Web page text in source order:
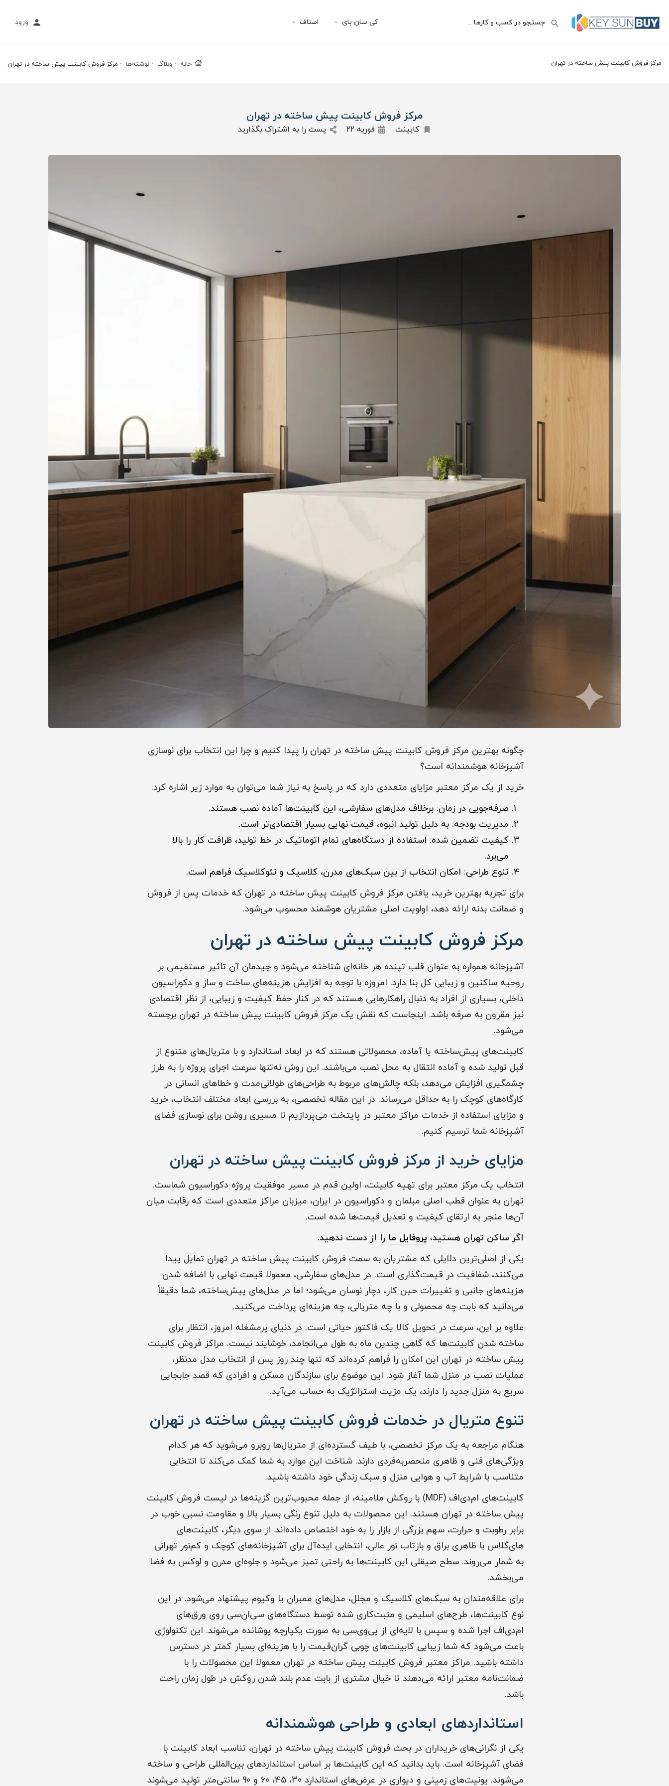
کی سان بای اصناف ورود
مرکز فروش کابینت پیش ساخته در تهران خانه وبلاگ نوشته‌ها مرکز فروش کابینت پیش ساخته در تهران
مرکز فروش کابینت پیش ساخته در تهران
کابینت فوریه 22 پست را به اشتراک بگذارید
چگونه بهترین مرکز فروش کابینت پیش ساخته در تهران را پیدا کنیم و چرا این انتخاب برای نوسازی
آشپزخانه هوشمندانه است؟
خرید از یک مرکز معتبر مزایای متعددی دارد که در پاسخ به نیاز شما می‌توان به موارد زیر اشاره کرد:
صرفه‌جویی در زمان: برخلاف مدل‌های سفارشی، این کابینت‌ها آماده نصب هستند.
مدیریت بودجه: به دلیل تولید انبوه، قیمت نهایی بسیار اقتصادی‌تر است.
کیفیت تضمین شده: استفاده از دستگاه‌های تمام اتوماتیک در خط تولید، ظرافت کار را بالا
می‌برد.
تنوع طراحی: امکان انتخاب از بین سبک‌های مدرن، کلاسیک و نئوکلاسیک فراهم است.
برای تجربه بهترین خرید، یافتن مرکز فروش کابینت پیش ساخته در تهران که خدمات پس از فروش
و ضمانت بدنه ارائه دهد، اولویت اصلی مشتریان هوشمند محسوب می‌شود.
مرکز فروش کابینت پیش ساخته در تهران
آشپزخانه همواره به عنوان قلب تپنده هر خانه‌ای شناخته می‌شود و چیدمان آن تاثیر مستقیمی بر
روحیه ساکنین و زیبایی کل بنا دارد. امروزه با توجه به افزایش هزینه‌های ساخت و ساز و دکوراسیون
داخلی، بسیاری از افراد به دنبال راهکارهایی هستند که در کنار حفظ کیفیت و زیبایی، از نظر اقتصادی
نیز مقرون به صرفه باشد. اینجاست که نقش یک مرکز فروش کابینت پیش ساخته در تهران برجسته
می‌شود.
کابینت‌های پیش‌ساخته یا آماده، محصولاتی هستند که در ابعاد استاندارد و با متریال‌های متنوع از
قبل تولید شده و آماده انتقال به محل نصب می‌باشند. این روش نه‌تنها سرعت اجرای پروژه را به طرز
چشمگیری افزایش می‌دهد، بلکه چالش‌های مربوط به طراحی‌های طولانی‌مدت و خطاهای انسانی در
کارگاه‌های کوچک را به حداقل می‌رساند. در این مقاله تخصصی، به بررسی ابعاد مختلف انتخاب، خرید
و مزایای استفاده از خدمات مراکز معتبر در پایتخت می‌پردازیم تا مسیری روشن برای نوسازی فضای
آشپزخانه شما ترسیم کنیم.
مزایای خرید از مرکز فروش کابینت پیش ساخته در تهران
انتخاب یک مرکز معتبر برای تهیه کابینت، اولین قدم در مسیر موفقیت پروژه دکوراسیون شماست.
تهران به عنوان قطب اصلی مبلمان و دکوراسیون در ایران، میزبان مراکز متعددی است که رقابت میان
آن‌ها منجر به ارتقای کیفیت و تعدیل قیمت‌ها شده است.
اگر ساکن ‏تهران ‏هستید، پروفایل ما را از دست ندهید.
یکی از اصلی‌ترین دلایلی که مشتریان به سمت فروش کابینت پیش ساخته در تهران تمایل پیدا
می‌کنند، شفافیت در قیمت‌گذاری است. در مدل‌های سفارشی، معمولا قیمت نهایی با اضافه شدن
هزینه‌های جانبی و تغییرات حین کار، دچار نوسان می‌شود؛ اما در مدل‌های پیش‌ساخته، شما دقیقاً
می‌دانید که بابت چه محصولی و با چه متریالی، چه هزینه‌ای پرداخت می‌کنید.
علاوه بر این، سرعت در تحویل کالا یک فاکتور حیاتی است. در دنیای پرمشغله امروز، انتظار برای
ساخته شدن کابینت‌ها که گاهی چندین ماه به طول می‌انجامد، خوشایند نیست. مراکز فروش کابینت
پیش ساخته در تهران این امکان را فراهم کرده‌اند که تنها چند روز پس از انتخاب مدل مدنظر،
عملیات نصب در منزل شما آغاز شود. این موضوع برای سازندگان مسکن و افرادی که قصد جابجایی
سریع به منزل جدید را دارند، یک مزیت استراتژیک به حساب می‌آید.
تنوع متریال در خدمات فروش کابینت پیش ساخته در تهران
هنگام مراجعه به یک مرکز تخصصی، با طیف گسترده‌ای از متریال‌ها روبرو می‌شوید که هر کدام
ویژگی‌های فنی و ظاهری منحصربه‌فردی دارند. شناخت این موارد به شما کمک می‌کند تا انتخابی
متناسب با شرایط آب و هوایی منزل و سبک زندگی خود داشته باشید.
کابینت‌های ام‌دی‌اف (MDF) با روکش ملامینه، از جمله محبوب‌ترین گزینه‌ها در لیست فروش کابینت
پیش ساخته در تهران هستند. این محصولات به دلیل تنوع رنگی بسیار بالا و مقاومت نسبی خوب در
برابر رطوبت و حرارت، سهم بزرگی از بازار را به خود اختصاص داده‌اند. از سوی دیگر، کابینت‌های
های‌گلاس با ظاهری براق و بازتاب نور عالی، انتخابی ایده‌آل برای آشپزخانه‌های کوچک و کم‌نور تهرانی
به شمار می‌روند. سطح صیقلی این کابینت‌ها به راحتی تمیز می‌شود و جلوه‌ای مدرن و لوکس به فضا
می‌بخشد.
برای علاقه‌مندان به سبک‌های کلاسیک و مجلل، مدل‌های ممبران یا وکیوم پیشنهاد می‌شود. در این
نوع کابینت‌ها، طرح‌های اسلیمی و منبت‌کاری شده توسط دستگاه‌های سی‌ان‌سی روی ورق‌های
ام‌دی‌اف اجرا شده و سپس با لایه‌ای از پی‌وی‌سی به صورت یکپارچه پوشانده می‌شوند. این تکنولوژی
باعث می‌شود که شما زیبایی کابینت‌های چوبی گران‌قیمت را با هزینه‌ای بسیار کمتر در دسترس
داشته باشید. مراکز معتبر فروش کابینت پیش ساخته در تهران معمولا این محصولات را با
ضمانت‌نامه معتبر ارائه می‌دهند تا خیال مشتری از بابت عدم بلند شدن روکش در طول زمان راحت
باشد.
استانداردهای ابعادی و طراحی هوشمندانه
یکی از نگرانی‌های خریداران در بحث فروش کابینت پیش ساخته در تهران، تناسب ابعاد کابینت با
فضای آشپزخانه است. باید بدانید که این کابینت‌ها بر اساس استانداردهای بین‌المللی طراحی و ساخته
می‌شوند. یونیت‌های زمینی و دیواری در عرض‌های استاندارد 30، 45، 60 و 90 سانتی‌متر تولید می‌شوند